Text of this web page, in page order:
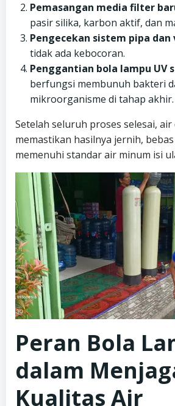
Pemasangan media filter
pasir silika, karbon aktif, dan
Pengecekan sistem pipa dan
tidak ada kebocoran.
Penggantian bola lampu UV
berfungsi membunuh bakteri
mikroorganisme di tahap akhir.
Setelah seluruh proses selesai,
memastikan hasilnya jernih,
memenuhi standar air minum isi
Peran Bola
dalam
Kualitas Air